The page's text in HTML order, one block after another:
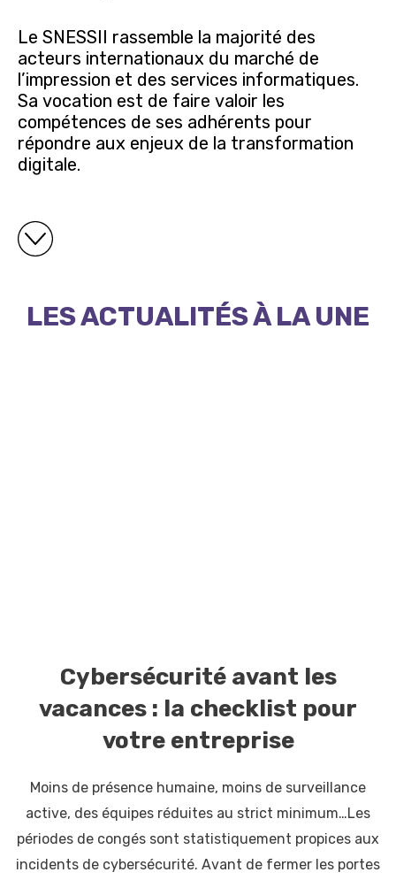
Le SNESSII rassemble la majorité des
acteurs internationaux du marché de
l’impression et des services informatiques.
Sa vocation est de faire valoir les
compétences de ses adhérents pour
répondre aux enjeux de la transformation
digitale.
LES ACTUALITÉS À LA UNE
Cybersécurité avant les
vacances : la checklist pour
votre entreprise
Moins de présence humaine, moins de surveillance
active, des équipes réduites au strict minimum…Les
périodes de congés sont statistiquement propices aux
incidents de cybersécurité. Avant de fermer les portes